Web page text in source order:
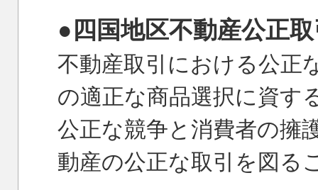
●四国地区不動産公正
不動産取引における公正
の適正な商品選択に資す
公正な競争と消費者の擁
動産の公正な取引を図る